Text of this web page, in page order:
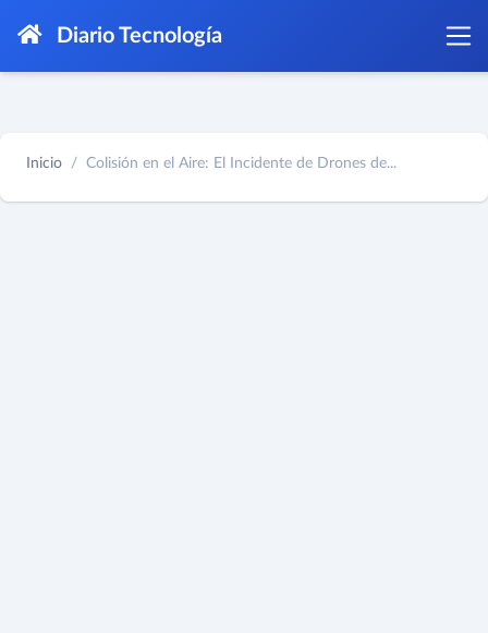
Diario Tecnología
Inicio Colisión en el Aire: El Incidente de Drones de...